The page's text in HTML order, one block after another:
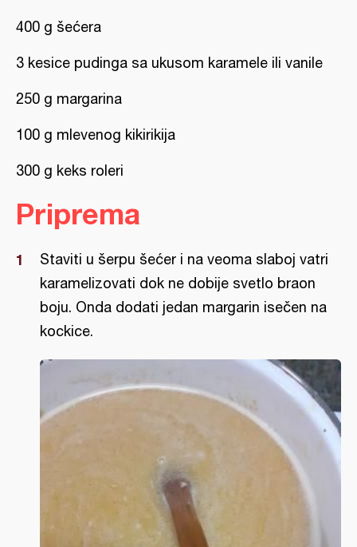
400 g šećera
3 kesice pudinga sa ukusom karamele ili vanile
250 g margarina
100 g mlevenog kikirikija
300 g keks roleri
Priprema
Staviti u šerpu šećer i na veoma slaboj vatri
karamelizovati dok ne dobije svetlo braon
boju. Onda dodati jedan margarin isečen na
kockice.